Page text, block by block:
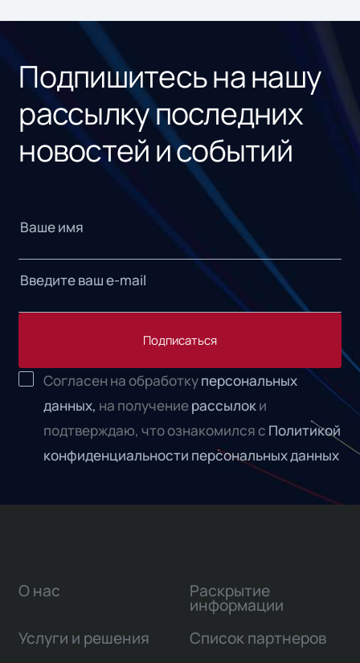
Подпишитесь на нашу
рассылку последних
новостей и событий
Подписаться
Согласен на обработкуперсональных
данных, на получениерассылоки
подтверждаю, что ознакомился с Политикой
конфиденциальности персональных данных
О нас
Услуги и решения
Раскрытие
информации
Список партнеров